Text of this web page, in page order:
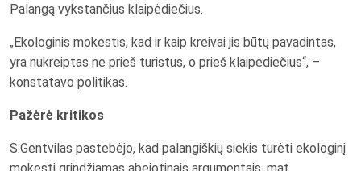
Palangą vykstančius klaipėdiečius.
„Ekologinis mokestis, kad ir kaip kreivai jis būtų pavadintas,
yra nukreiptas ne prieš turistus, o prieš klaipėdiečius“, –
konstatavo politikas.
Pažėrė kritikos
S.Gentvilas pastebėjo, kad palangiškių siekis turėti ekologinį